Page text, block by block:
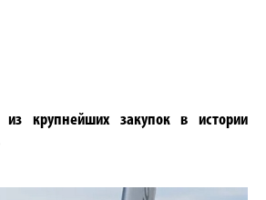
крупнейших закупок в истории